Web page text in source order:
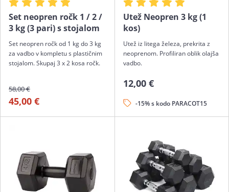
Set neopren ročk 1 / 2 /
3 kg (3 pari) s stojalom
Set neopren ročk od 1 kg do 3 kg
za vadbo v kompletu s plastičnim
stojalom. Skupaj 3 x 2 kosa ročk.
58,00 €
45,00 €
Utež Neopren 3 kg (1
kos)
Utež iz litega železa, prekrita z
neoprenom. Profiliran oblik olajša
vadbo.
12,00 €
-15% s kodo PARACOT15